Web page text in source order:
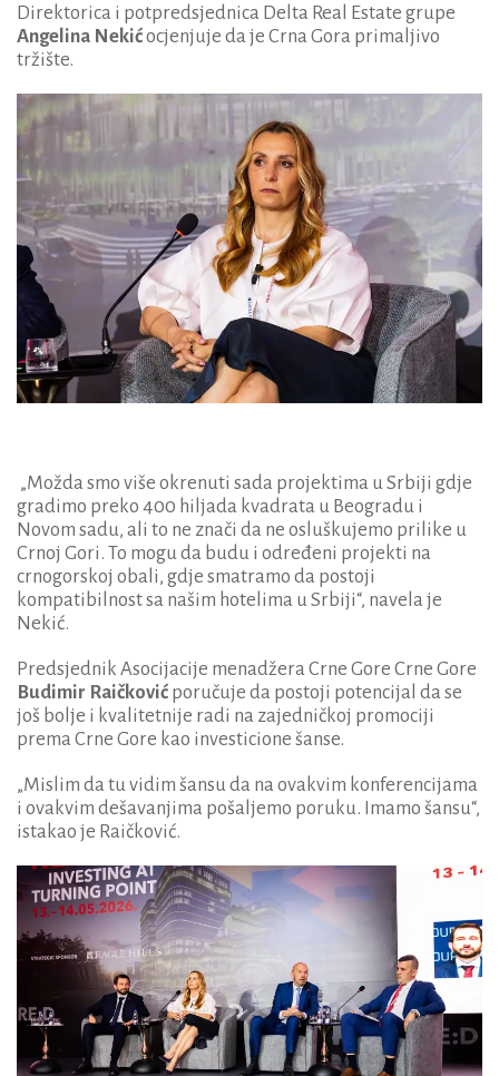
Direktorica i potpredsjednica Delta Real Estate grupe
Angelina Nekićocjenjuje da je Crna Gora primaljivo
tržište.
„Možda smo više okrenuti sada projektima u Srbiji gdje
gradimo preko 400 hiljada kvadrata u Beogradu i
Novom sadu, ali to ne znači da ne osluškujemo prilike u
Crnoj Gori. To mogu da budu i određeni projekti na
crnogorskoj obali, gdje smatramo da postoji
kompatibilnost sa našim hotelima u Srbiji“, navela je
Nekić.
Predsjednik Asocijacije menadžera Crne Gore Crne Gore
Budimir Raičković poručuje da postoji potencijal da se
još bolje i kvalitetnije radi na zajedničkoj promociji
prema Crne Gore kao investicione šanse.
„Mislim da tu vidim šansu da na ovakvim konferencijama
i ovakvim dešavanjima pošaljemo poruku. Imamo šansu“,
istakao je Raičković.